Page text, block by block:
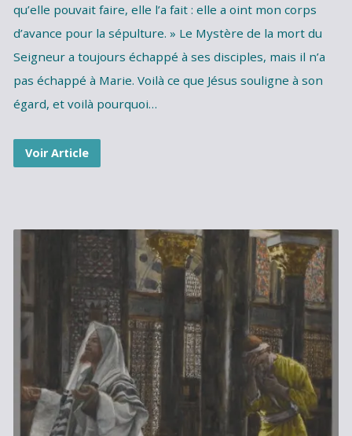
qu’elle pouvait faire, elle l’a fait : elle a oint mon corps
d’avance pour la sépulture. » Le Mystère de la mort du
Seigneur a toujours échappé à ses disciples, mais il n’a
pas échappé à Marie. Voilà ce que Jésus souligne à son
égard, et voilà pourquoi…
Voir Article